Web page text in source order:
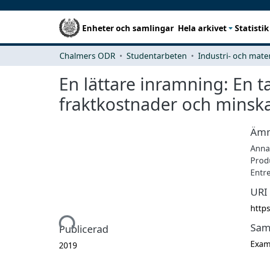
Enheter och samlingar Hela arkivet Statistik
Chalmers ODR Studentarbeten
En lättare inramning: En
fraktkostnader och
Hämtar...Publicerad
2019
URI